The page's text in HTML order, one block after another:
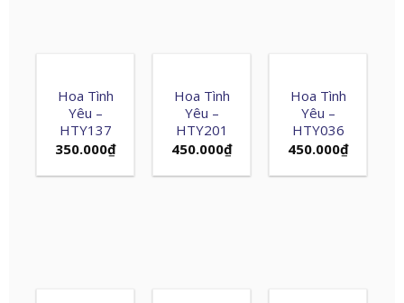
Hoa Tình
Yêu –
HTY137
350.000₫
Hoa Tình
Yêu –
HTY201
450.000₫
Hoa Tình
Yêu –
HTY036
450.000₫